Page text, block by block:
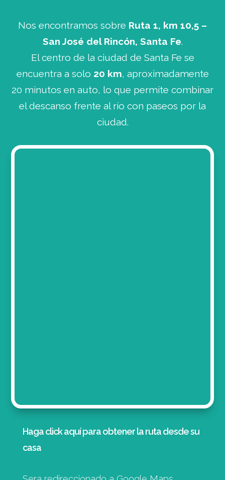
Nos encontramos sobre Ruta 1, km 10,5 –
San José del Rincón, Santa Fe.
El centro de la ciudad de Santa Fe se
encuentra a solo 20 km, aproximadamente
20 minutos en auto, lo que permite combinar
el descanso frente al río con paseos por la
ciudad.
Haga click aquí para obtener la ruta desde su
casa